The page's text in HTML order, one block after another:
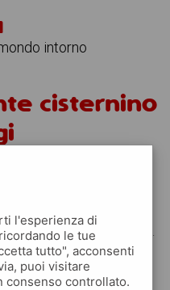
intorno
cisternino
l'esperienza di
le tue
tutto", acconsenti
puoi visitare
consenso controllato.